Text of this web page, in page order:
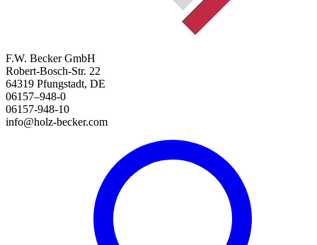
F.W. Becker GmbH
Robert-Bosch-Str. 22
64319 Pfungstadt, DE
06157–948-0
06157-948-10
info@holz-becker.com